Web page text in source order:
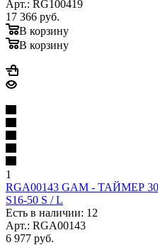
Арт.: RG100419
17 366 руб.
В корзину
В корзину
1
RGA00143 GAM -
S16-50 S / L
Есть в наличии: 12
Арт.: RGA00143
6 977 руб.